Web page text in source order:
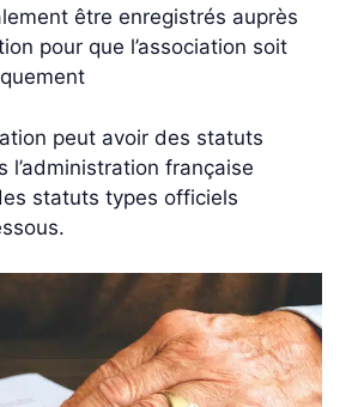
être enregistrés auprès
pour que l’association soit
peut avoir des statuts
l’administration française
statuts types officiels